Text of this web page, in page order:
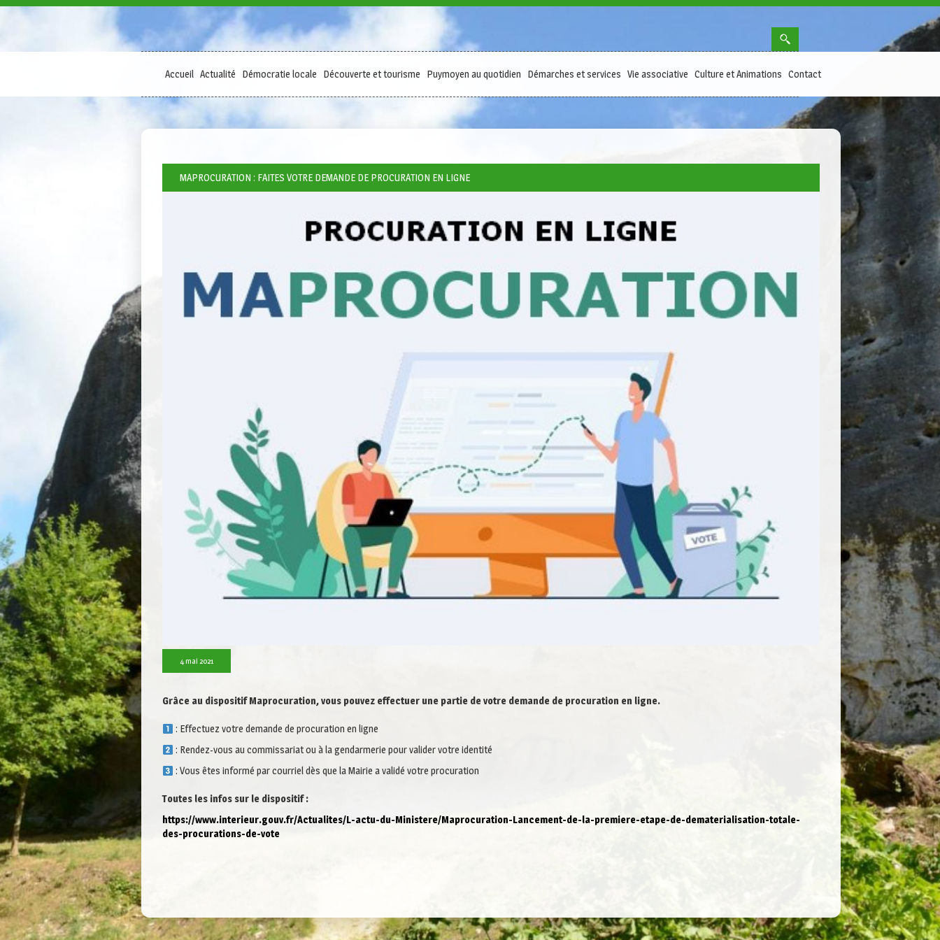
Accueil Actualité Démocratie locale Découverte et tourisme Puymoyen au quotidien Démarches et services Vie associative Culture et Animations Contact
MAPROCURATION : FAITES VOTRE DEMANDE DE PROCURATION EN LIGNE
4 mai 2021
Grâce au dispositif Maprocuration, vous pouvez effectuer une partie de votre demande de procuration en ligne.
: Effectuez votre demande de procuration en ligne
: Rendez-vous au commissariat ou à la gendarmerie pour valider votre identité
: Vous êtes informé par courriel dès que la Mairie a validé votre procuration
Toutes les infos sur le dispositif :
https://www.interieur.gouv.fr/Actualites/L-actu-du-Ministere/Maprocuration-Lancement-de-la-premiere-etape-de-dematerialisation-totale-
des-procurations-de-vote